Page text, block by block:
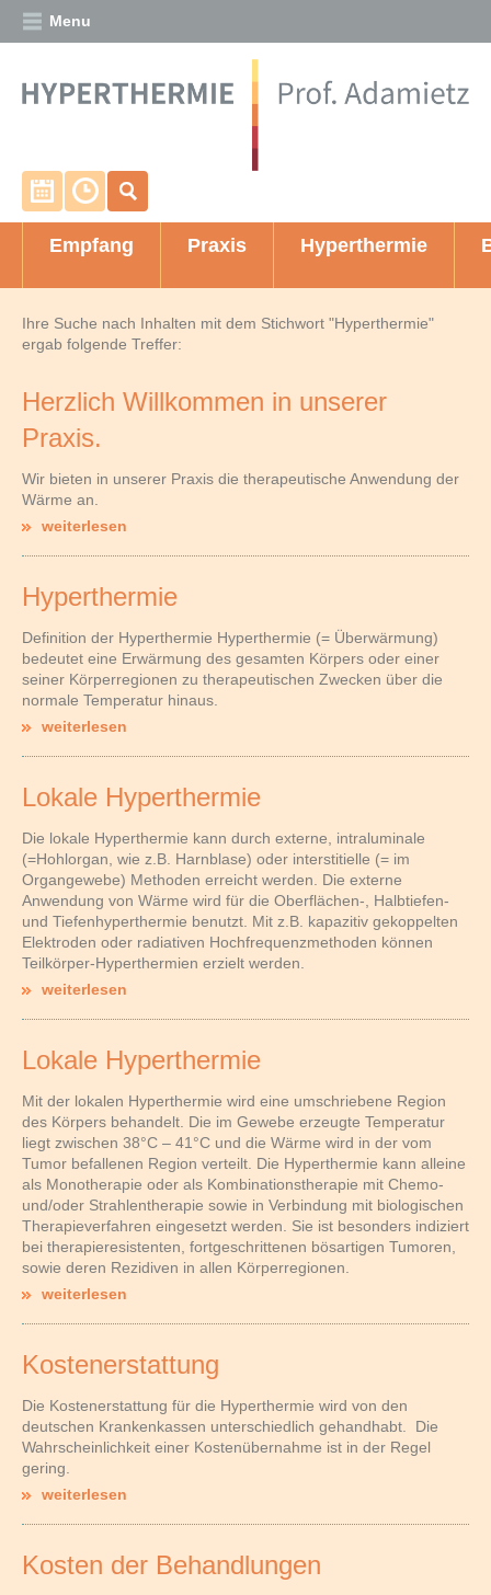
Menu
Termin vereinbaren
Unsere Sprechzeiten
Empfang Praxis Hyperthermie
Ihre Suche nach Inhalten mit dem Stichwort "Hyperthermie"
ergab folgende Treffer:
Herzlich Willkommen in unserer
Praxis.
Wir bieten in unserer Praxis die therapeutische Anwendung der
Wärme an.
weiterlesen
Hyperthermie
Definition der Hyperthermie Hyperthermie (= Überwärmung)
bedeutet eine Erwärmung des gesamten Körpers oder einer
seiner Körperregionen zu therapeutischen Zwecken über die
normale Temperatur hinaus.
weiterlesen
Lokale Hyperthermie
Die lokale Hyperthermie kann durch externe, intraluminale
(=Hohlorgan, wie z.B. Harnblase) oder interstitielle (= im
Organgewebe) Methoden erreicht werden. Die externe
Anwendung von Wärme wird für die Ober­flächen­-, Halbtiefen-
und Tiefenhyperthermie benutzt. Mit z.B. kapazitiv gekoppelten
Elektroden oder radiativen Hochfrequenzmethoden können
Teilkörper-Hyperthermien erzielt werden.
weiterlesen
Lokale Hyperthermie
Mit der lokalen Hyperthermie wird eine umschriebene Region
des Körpers behandelt. Die im Gewebe erzeugte Temperatur
liegt zwischen 38°C – 41°C und die Wärme wird in der vom
Tumor befallenen Region verteilt. Die Hyperthermie kann alleine
als Monotherapie oder als Kombinationstherapie mit Chemo-
und/oder Strahlentherapie sowie in Verbindung mit biologischen
Therapieverfahren eingesetzt werden. Sie ist besonders indiziert
bei therapieresistenten, fortgeschrittenen bösartigen Tumoren,
sowie deren Rezidiven in allen Körperregionen.
weiterlesen
Kostenerstattung
Die Kostenerstattung für die Hyperthermie wird von den
deutschen Krankenkassen unterschiedlich gehandhabt. Die
Wahrscheinlichkeit einer Kostenübernahme ist in der Regel
gering.
weiterlesen
Kosten der Behandlungen